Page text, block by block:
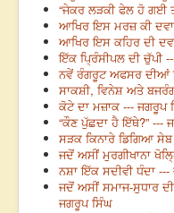
“ਜੇਕਰ ਲੜਕੀ ਫੇਲ ਹੋ ਗਈ
ਆਖਿਰ ਇਸ ਮਰਜ਼ ਕੀ
ਆਖਿਰ ਇਸ ਕਹਿਰ ਦੀ
ਇੱਕ ਪ੍ਰਿੰਸੀਪਲ ਦੀ ਚੁੱਪੀ
ਨਵੇਂ ਰੰਗਰੂਟ ਅਫਸਰ ਦੀਆਂ
ਸਾਕਸ਼ੀ, ਵਿਨੇਸ਼ ਅਤੇ
ਕੋਟੇ ਦਾ ਮਜ਼ਾਕ --- ਜਗਰੂਪ
“ਕੌਣ ਪੁੱਛਦਾ ਹੈ ਇੱਥੇ?” ---
ਸੜਕ ਕਿਨਾਰੇ ਡਿਗਿਆ
ਜਦੋਂ ਅਸੀਂ ਮੁਰਗੀਖਾਨਾ
ਨਸ਼ਾ ਇੱਕ ਸਦੀਵੀ ਧੰਦਾ
ਜਦੋਂ ਅਸੀਂ ਸਮਾਜ-ਸੁਧਾਰ
ਜਗਰੂਪ ਸਿੰਘ